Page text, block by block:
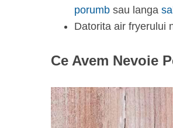
porumb sau langa
Datorita air fryerului
Ce Avem Nevoie